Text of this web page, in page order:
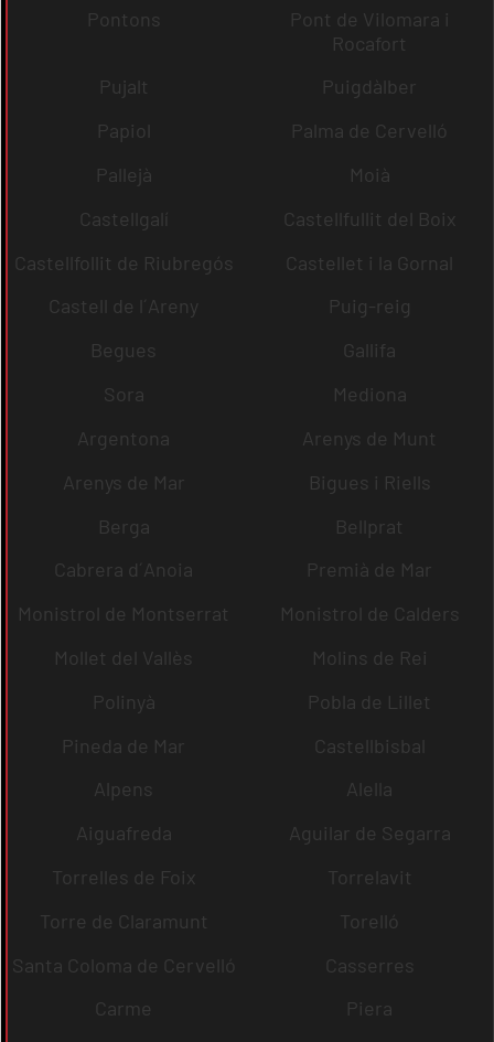
Pontons
Pont de Vilomara i
Rocafort
Pujalt
Puigdàlber
Papiol
Palma de Cervelló
Pallejà
Moià
Castellgalí
Castellfullit del Boix
Castellfollit de Riubregós
Castellet i la Gornal
Castell de l´Areny
Puig-reig
Begues
Gallifa
Sora
Mediona
Argentona
Arenys de Munt
Arenys de Mar
Bigues i Riells
Berga
Bellprat
Cabrera d´Anoia
Premià de Mar
Monistrol de Montserrat
Monistrol de Calders
Mollet del Vallès
Molins de Rei
Polinyà
Pobla de Lillet
Pineda de Mar
Castellbisbal
Alpens
Alella
Aiguafreda
Aguilar de Segarra
Torrelles de Foix
Torrelavit
Torre de Claramunt
Torelló
Santa Coloma de Cervelló
Casserres
Carme
Piera